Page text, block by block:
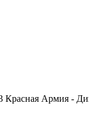
Красная Армия -